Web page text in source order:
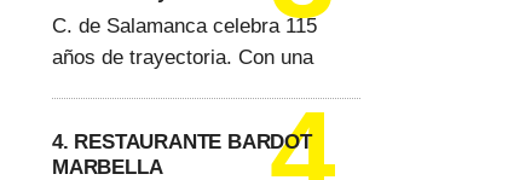
C. de Salamanca celebra 115
años de trayectoria. Con una
4. RESTAURANTE BARDOT
MARBELLA